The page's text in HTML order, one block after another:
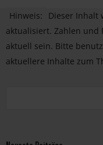
Hinweis:
Dieser Inhalt
aktualisiert. Zahlen und
aktuell sein. Bitte
aktuellere Inhalte zum